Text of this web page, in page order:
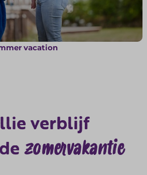
vacation
verblijf
zomervakantie